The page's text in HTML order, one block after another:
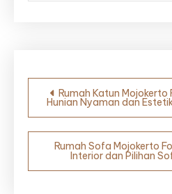
Navigasi
pos
Rumah Katun Mojokerto
Hunian Nyaman dan
Rumah Sofa Mojokerto
Interior dan Pilihan